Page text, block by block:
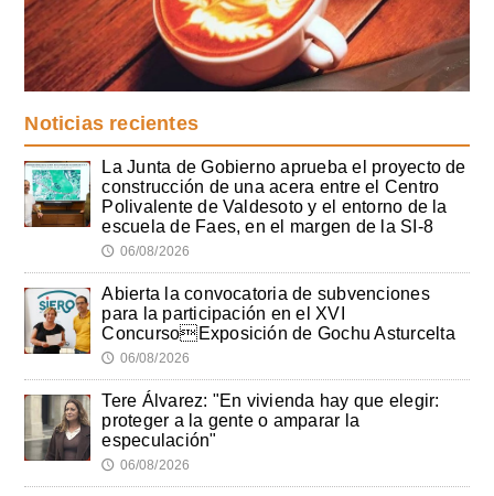
Noticias recientes
La Junta de Gobierno aprueba el proyecto de
construcción de una acera entre el Centro
Polivalente de Valdesoto y el entorno de la
escuela de Faes, en el margen de la SI-8
🕔 06/08/2026
Abierta la convocatoria de subvenciones
para la participación en el XVI
ConcursoExposición de Gochu Asturcelta
🕔 06/08/2026
Tere Álvarez: "En vivienda hay que elegir:
proteger a la gente o amparar la
especulación"
🕔 06/08/2026